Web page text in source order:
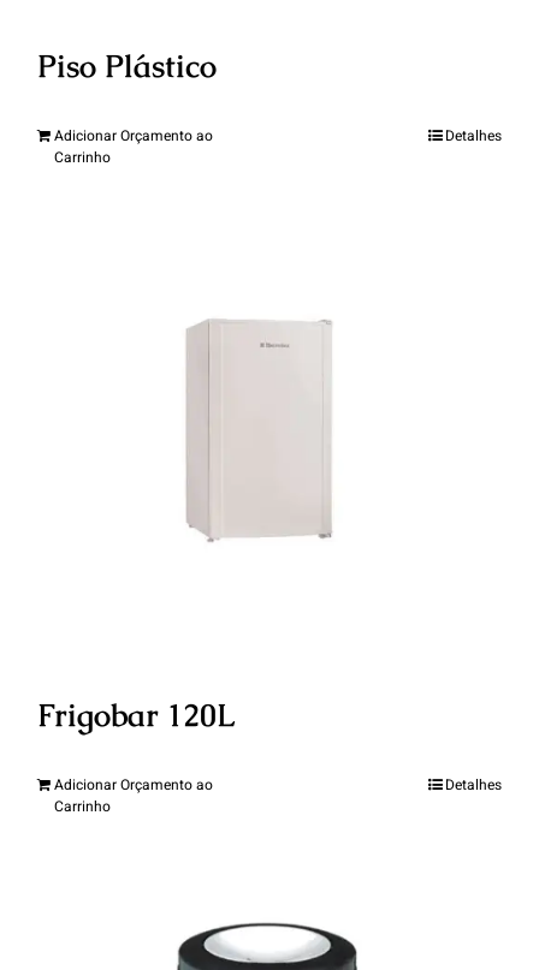
Piso Plástico
Adicionar Orçamento ao
Carrinho
Detalhes
Frigobar 120L
Adicionar Orçamento ao
Carrinho
Detalhes